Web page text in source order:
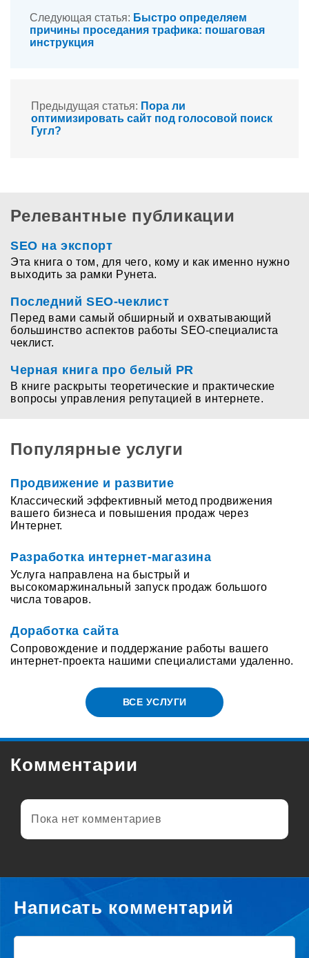
Следующая статья: Быстро определяем
причины проседания трафика: пошаговая
инструкция
Предыдущая статья: Пора ли
оптимизировать сайт под голосовой поиск
Гугл?
Релевантные публикации
SEO на экспорт
Эта книга о том, для чего, кому и как именно нужно
выходить за рамки Рунета.
Последний SEO-чеклист
Перед вами самый обширный и охватывающий
большинство аспектов работы SEO-специалиста
чеклист.
Черная книга про белый PR
В книге раскрыты теоретические и практические
вопросы управления репутацией в интернете.
Популярные услуги
Продвижение и развитие
Классический эффективный метод продвижения
вашего бизнеса и повышения продаж через
Интернет.
Разработка интернет-магазина
Услуга направлена на быстрый и
высокомаржинальный запуск продаж большого
числа товаров.
Доработка сайта
Сопровождение и поддержание работы вашего
интернет-проекта нашими специалистами удаленно.
ВСЕ УСЛУГИ
Комментарии
Пока нет комментариев
Написать комментарий